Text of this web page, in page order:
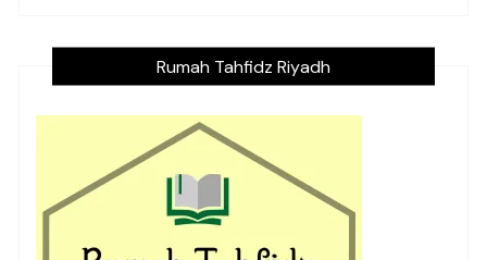
Rumah Tahfidz Riyadh